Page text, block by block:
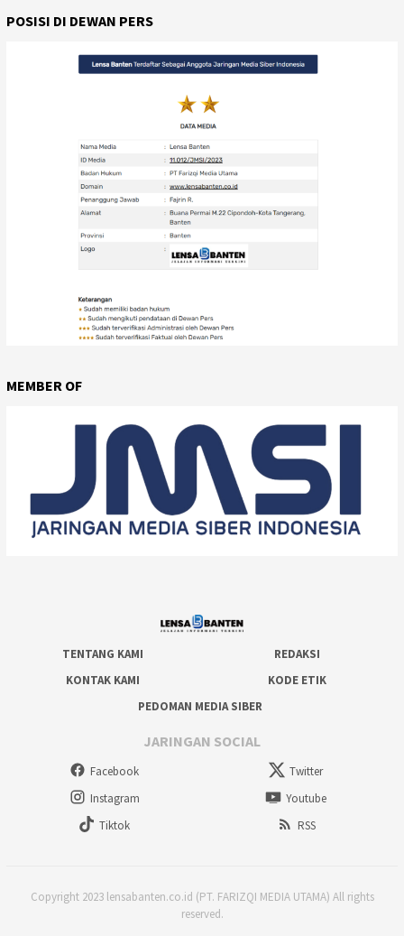
POSISI DI DEWAN PERS
MEMBER OF
TENTANG KAMI
REDAKSI
KONTAK KAMI
KODE ETIK
PEDOMAN MEDIA SIBER
JARINGAN SOCIAL
Facebook
Twitter
Instagram
Youtube
Tiktok
RSS
Copyright 2023 lensabanten.co.id (PT. FARIZQI MEDIA UTAMA) All rights
reserved.